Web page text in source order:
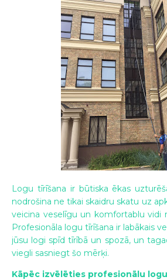
Logu tīrīšana ir būtiska ēkas
nodrošina ne tikai skaidru skatu uz
veicina veselīgu un komfortablu vidi
Profesionāla logu tīrīšana ir labākais
jūsu logi spīd tīrībā un spozā, un
viegli sasniegt šo mērķi.
Kāpēc izvēlēties profesionālu